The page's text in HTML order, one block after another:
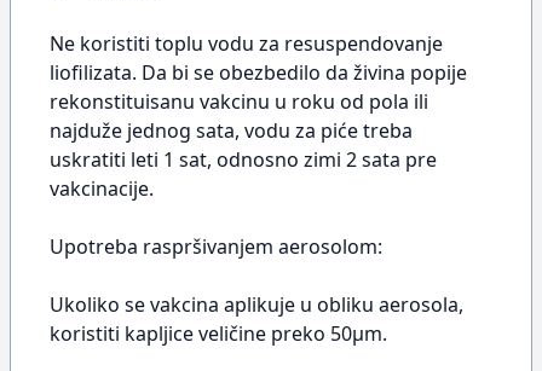
Ne koristiti toplu vodu za resuspendovanje
liofilizata. Da bi se obezbedilo da živina popije
rekonstituisanu vakcinu u roku od pola ili
najduže jednog sata, vodu za piće treba
uskratiti leti 1 sat, odnosno zimi 2 sata pre
vakcinacije.
Upotreba raspršivanjem aerosolom:
Ukoliko se vakcina aplikuje u obliku aerosola,
koristiti kapljice veličine preko 50μm.